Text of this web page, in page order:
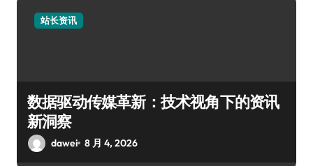
站长资讯
数据驱动传媒革新：技术视角下的资讯
新洞察
dawei 8 月 4, 2026